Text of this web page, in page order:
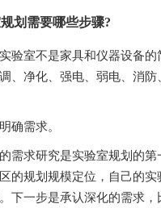
划需要哪些步骤?
不是家具和仪器设备的简单结合
调、净化、强电、弱电
求。
研究是实验室规划的第一步
的规划规模定位，自己的
。下一步是承认深化的需求